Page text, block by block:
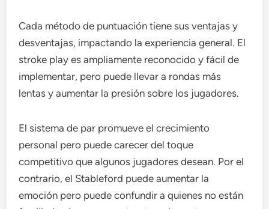
Cada método de puntuación tiene sus ventajas y
desventajas, impactando la experiencia general. El
stroke play es ampliamente reconocido y fácil de
implementar, pero puede llevar a rondas más
lentas y aumentar la presión sobre los jugadores.
El sistema de par promueve el crecimiento
personal pero puede carecer del toque
competitivo que algunos jugadores desean. Por el
contrario, el Stableford puede aumentar la
emoción pero puede confundir a quienes no están